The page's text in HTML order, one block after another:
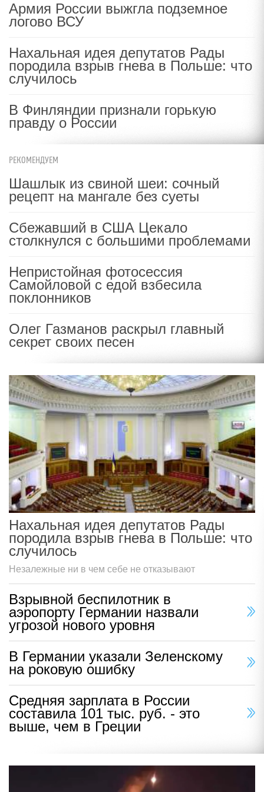
Армия России выжгла подземное
логово ВСУ
Нахальная идея депутатов Рады
породила взрыв гнева в Польше: что
случилось
В Финляндии признали горькую
правду о России
РЕКОМЕНДУЕМ
Шашлык из свиной шеи: сочный
рецепт на мангале без суеты
Сбежавший в США Цекало
столкнулся с большими проблемами
Непристойная фотосессия
Самойловой с едой взбесила
поклонников
Олег Газманов раскрыл главный
секрет своих песен
Нахальная идея депутатов Рады
породила взрыв гнева в Польше: что
случилось
Незалежные ни в чем себе не отказывают
Взрывной беспилотник в
аэропорту Германии назвали
угрозой нового уровня
В Германии указали Зеленскому
на роковую ошибку
Средняя зарплата в России
составила 101 тыс. руб. - это
выше, чем в Греции